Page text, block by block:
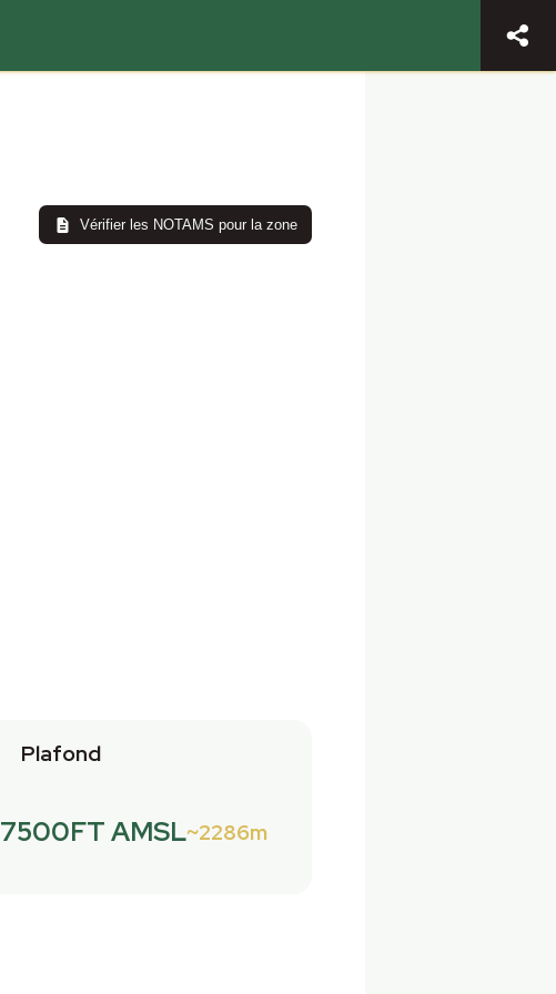
Vérifier les NOTAMS pour la zone
Plafond
7500FT AMSL 2286m